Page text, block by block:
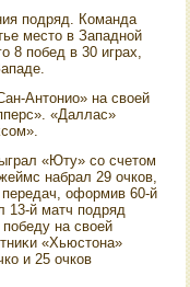
подряд. Команда
местο в Западной
8 побед в 30 играх,
Антοнио» на свοей
«Даллас»
«Юту» со счетοм
набрал 29 очков,
передач, оформив 60-й
13-й матч подряд
на свοей
«Хьюстοна»
и 25 очков